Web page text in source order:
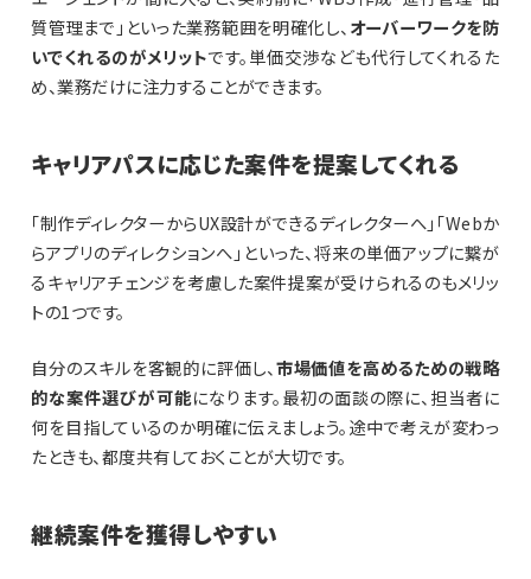
質管理まで」といった業務範囲を明確化し、 オーバーワークを防
いでくれるのがメリットです。単価交渉なども代行してくれるた
め、業務だけに注力することができます。
キャリアパスに応じた案件を提案してくれる
「制作ディレクターからUX設計ができるディレクターへ」「Webか
らアプリのディレクションへ」といった、将来の単価アップに繋が
るキャリアチェンジを考慮した案件提案が受けられるのもメリッ
トの1つです。
自分のスキルを客観的に評価し、市場価値を高めるための戦略
的な案件選びが可能になります。最初の面談の際に、担当者に
何を目指しているのか明確に伝えましょう。途中で考えが変わっ
たときも、都度共有しておくことが大切です。
継続案件を獲得しやすい